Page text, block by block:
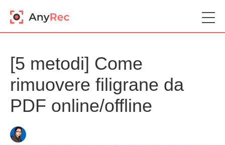
[5 metodi] Come
rimuovere filigrane da
PDF online/offline